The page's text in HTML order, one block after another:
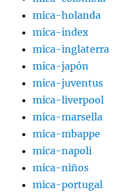
mica-holanda
mica-index
mica-inglaterra
mica-japón
mica-juventus
mica-liverpool
mica-marsella
mica-mbappe
mica-napoli
mica-niños
mica-portugal